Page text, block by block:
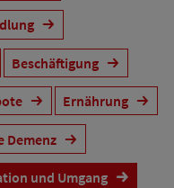
Beschäftigung
Ernährung
Demenz
und Umgang